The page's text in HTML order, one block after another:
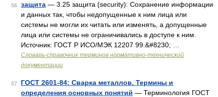
56 защита — 3.25 защита (security): Сохранение информации
и данных так, чтобы недопущенные к ним лица или
системы не могли их читать или изменять, а допущенные
лица или системы не ограничивались в доступе к ним.
Источник: ГОСТ Р ИСО/МЭК 12207 99:&#8230; …
Словарь-справочник терминов нормативно-технической
документации
57
ГОСТ 2601-84: Сварка металлов. Термины и
определения основных понятий — Терминология ГОСТ